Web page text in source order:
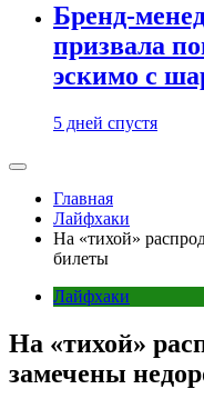
Бренд-
призвала
эскимо с
5 дней спустя
Главная
Лайфхаки
На «тихой»
билеты
Лайфхаки
На «тихой»
замечены